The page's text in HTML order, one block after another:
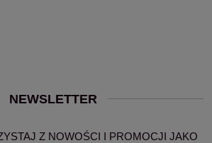
NEWSLETTER
Z NOWOŚCI I PROMOCJI JAKO